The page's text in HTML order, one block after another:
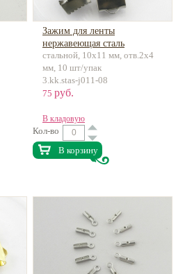
Зажим для ленты
нержавеющая сталь
стальной, 10x11 мм, отв.2x4
мм, 10 шт/упак
3.kk.stas-j011-08
75 руб.
В кладовую
Кол-во
В корзину